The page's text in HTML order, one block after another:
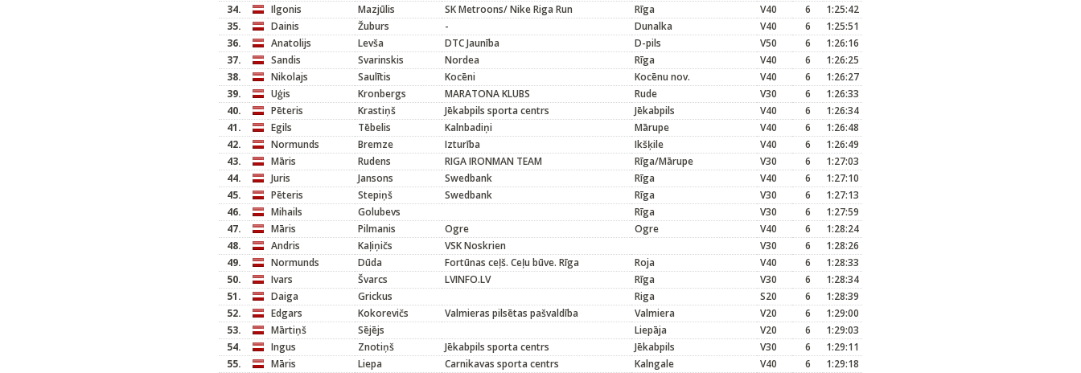
34.
Ilgonis Mazjūlis SK Metroons/ Nike Riga Run Rīga V40 6
1:25:42
35.
Dainis Žuburs - Dunalka V40 6
1:25:51
36.
Anatolijs Levša DTC Jaunība D-pils V50 6
1:26:16
37.
Sandis Svarinskis Nordea Rīga V40 6
1:26:25
38.
Nikolajs Saulītis Kocēni Kocēnu nov. V40 6
1:26:27
39.
Uģis Kronbergs MARATONA KLUBS Rude V30 6
1:26:33
40.
Pēteris Krastiņš Jēkabpils sporta centrs Jēkabpils V40 6
1:26:34
41.
Egils Tēbelis Kalnbadiņi Mārupe V40 6
1:26:48
42.
Normunds Bremze Izturība Ikšķile V40 6
1:26:49
43.
Māris Rudens RIGA IRONMAN TEAM Rīga/Mārupe V30 6
1:27:03
44.
Juris Jansons Swedbank Rīga V40 6
1:27:10
45.
Pēteris Stepiņš Swedbank Rīga V30 6
1:27:13
46.
Mihails Golubevs Rīga V30 6
1:27:59
47.
Māris Pilmanis Ogre Ogre V40 6
1:28:24
48.
Andris Kaļiņičs VSK Noskrien V30 6
1:28:26
49.
Normunds Dūda Fortūnas ceļš. Ceļu būve. Rīga Roja V40 6
1:28:33
50.
Ivars Švarcs LVINFO.LV Rīga V30 6
1:28:34
51.
Daiga Grickus Riga S20 6
1:28:39
52.
Edgars Kokorevičs Valmieras pilsētas pašvaldība Valmiera V20 6
1:29:00
53.
Mārtiņš Sējējs Liepāja V20 6
1:29:03
54.
Ingus Znotiņš Jēkabpils sporta centrs Jēkabpils V30 6
1:29:11
55.
Māris Liepa Carnikavas sporta centrs Kalngale V40 6
1:29:18